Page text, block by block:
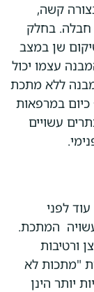
קשה,
חבלה. בחלק
שן במצב
עצמו יכול
מבנה ללא מתכת
כיום במרפאות
עשויים
לפני
המתכת.
ורטיבות
"מתכות לא
יותר הינן